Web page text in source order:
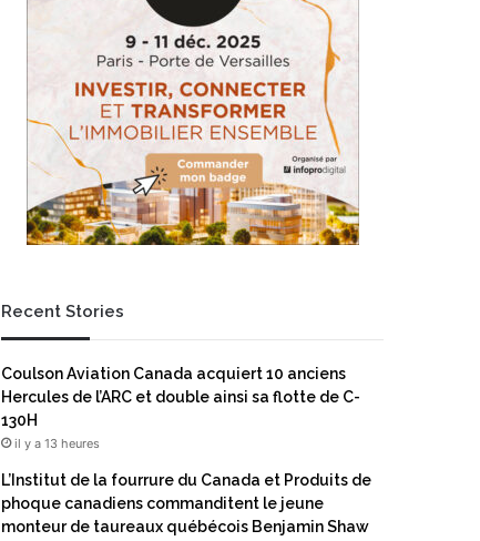
Recent Stories
Coulson Aviation Canada acquiert 10 anciens
Hercules de l’ARC et double ainsi sa flotte de C-
130H
il y a 13 heures
L’Institut de la fourrure du Canada et Produits de
phoque canadiens commanditent le jeune
monteur de taureaux québécois Benjamin Shaw